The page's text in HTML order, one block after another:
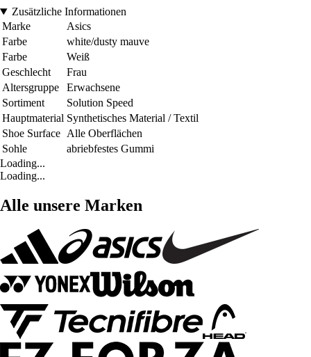
Zusätzliche Informationen
Marke
Asics
Farbe
white/dusty mauve
Farbe
Weiß
Geschlecht
Frau
Altersgruppe
Erwachsene
Sortiment
Solution Speed
Hauptmaterial Synthetisches Material / Textil
Shoe Surface Alle Oberflächen
Sohle
abriebfestes Gummi
Loading...
Loading...
Alle unsere Marken